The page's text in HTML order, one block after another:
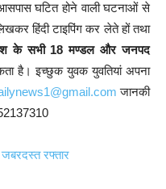
घटित होने वाली घटनाओं से
हिंदी टाइपिंग कर लेते हों तथा
के सभी 18 मण्डल और जनपद
है। इच्छुक युवक युवतियां अपना
जानकी
जबरदस्त रफ्तार